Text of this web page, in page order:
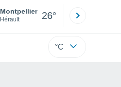
Montpellier
Hérault 26°
°C